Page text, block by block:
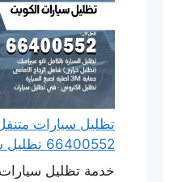
تظليل سيارات
66400552 تظليل سيارة عازل حراري
خدمة تظليل